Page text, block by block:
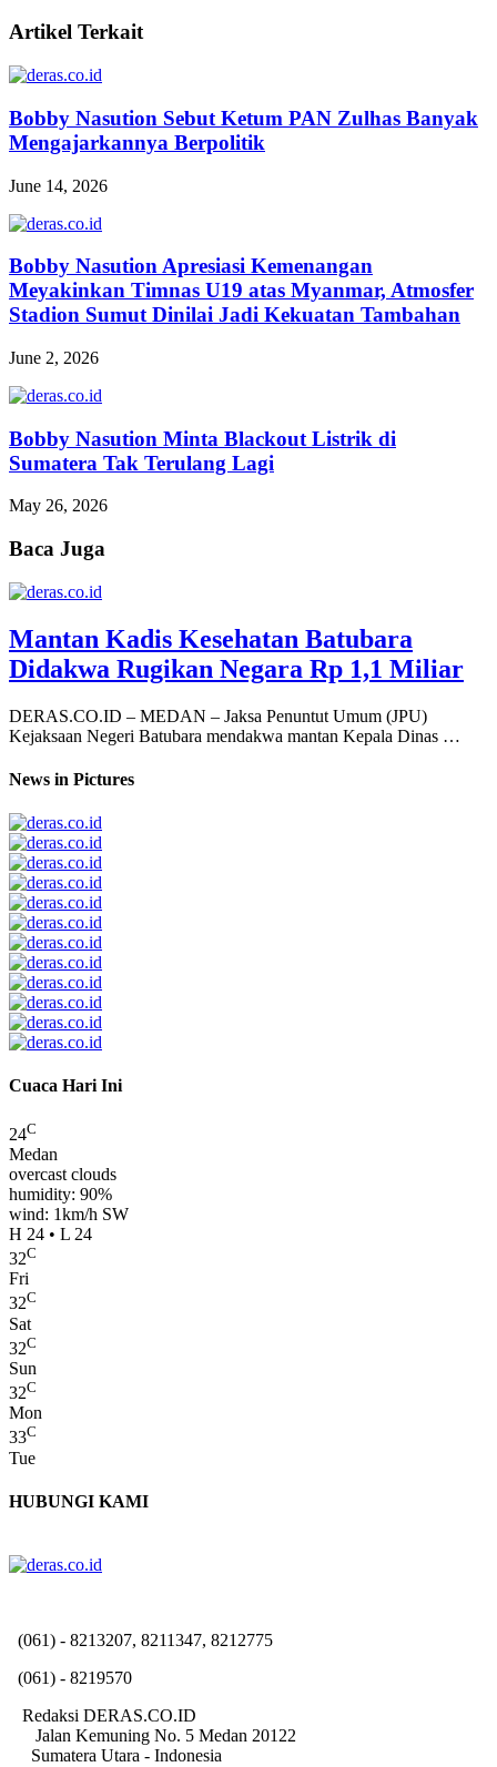
Artikel Terkait
Bobby Nasution Sebut Ketum PAN Zulhas Banyak
Mengajarkannya Berpolitik
June 14, 2026
Bobby Nasution Apresiasi Kemenangan
Meyakinkan Timnas U19 atas Myanmar, Atmosfer
Stadion Sumut Dinilai Jadi Kekuatan Tambahan
June 2, 2026
Bobby Nasution Minta Blackout Listrik di
Sumatera Tak Terulang Lagi
May 26, 2026
Baca Juga
Mantan Kadis Kesehatan Batubara
Didakwa Rugikan Negara Rp 1,1 Miliar
DERAS.CO.ID – MEDAN – Jaksa Penuntut Umum (JPU)
Kejaksaan Negeri Batubara mendakwa mantan Kepala Dinas …
News in Pictures
Cuaca Hari Ini
24C
Medan
overcast clouds
humidity: 90%
wind: 1km/h SW
H 24 • L 24
32C
Fri
32C
Sat
32C
Sun
32C
Mon
33C
Tue
HUBUNGI KAMI
(061) - 8213207, 8211347, 8212775
(061) - 8219570
Redaksi DERAS.CO.ID
Jalan Kemuning No. 5 Medan 20122
Sumatera Utara - Indonesia